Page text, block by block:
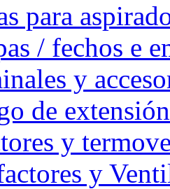
para
/ fechos e
y
de
y
y